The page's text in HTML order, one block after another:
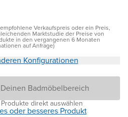
Verkaufspreis oder ein Preis,
Marktstudie der Preise von
in den vergangenen 6 Monaten
auf Anfrage)
Konfigurationen
Badmöbelbereich
direkt auswählen
oder besseres Produkt